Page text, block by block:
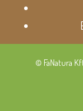
© FaNatura